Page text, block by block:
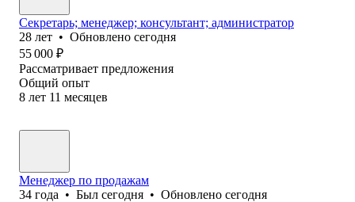
Секретарь; менеджер; консультант; администратор
28 лет • Обновлено сегодня
55 000 ₽
Рассматривает предложения
Общий опыт
8 лет 11 месяцев
Менеджер по продажам
34 года • Был сегодня • Обновлено сегодня